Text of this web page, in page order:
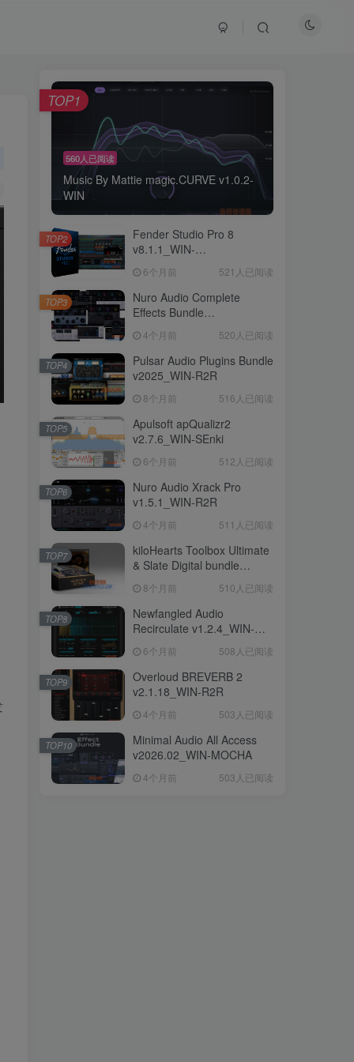
560人已阅读
Music By Mattie magic.CURVE v1.0.2-
WIN
TOP1
Fender Studio Pro 8
v8.1.1_WIN-
6个月前 521人已阅读
TOP2
Nuro Audio Complete
Effects Bundle
Zom（2026.05.06更新）
4个月前 520人已阅读
TOP3
Pulsar Audio Plugins Bundle
v2025_WIN-R2R
8个月前 516人已阅读
TOP4
Apulsoft apQualizr2
v2.7.6_WIN-SEnki
6个月前 512人已阅读
TOP5
Nuro Audio Xrack Pro
v1.5.1_WIN-R2R
4个月前 511人已阅读
TOP6
kiloHearts Toolbox Ultimate
& Slate Digital bundle
CE.VR（2026.03.22更新）
8个月前 510人已阅读
TOP7
Newfangled Audio
Recirculate v1.2.4_WIN-
6个月前 508人已阅读
TOP8
Overloud BREVERB 2
v2.1.18_WIN-R2R
4个月前 503人已阅读
TOP9
Minimal Audio All Access
v2026.02_WIN-MOCHA
4个月前 503人已阅读
TOP10
560人已阅读
Music By Mattie magic.CURVE v1.0.2-
WIN
TOP1
Fender Studio Pro 8
v8.1.1_WIN-
6个月前 521人已阅读
TOP2
Nuro Audio Complete
Effects Bundle
Zom（2026.05.06更新）
4个月前 520人已阅读
TOP3
Pulsar Audio Plugins Bundle
v2025_WIN-R2R
8个月前 516人已阅读
TOP4
Apulsoft apQualizr2
v2.7.6_WIN-SEnki
6个月前 512人已阅读
TOP5
Nuro Audio Xrack Pro
v1.5.1_WIN-R2R
4个月前 511人已阅读
TOP6
kiloHearts Toolbox Ultimate
& Slate Digital bundle
CE.VR（2026.03.22更新）
8个月前 510人已阅读
TOP7
Newfangled Audio
Recirculate v1.2.4_WIN-
6个月前 508人已阅读
TOP8
Overloud BREVERB 2
v2.1.18_WIN-R2R
4个月前 503人已阅读
TOP9
Minimal Audio All Access
v2026.02_WIN-MOCHA
4个月前 503人已阅读
TOP10